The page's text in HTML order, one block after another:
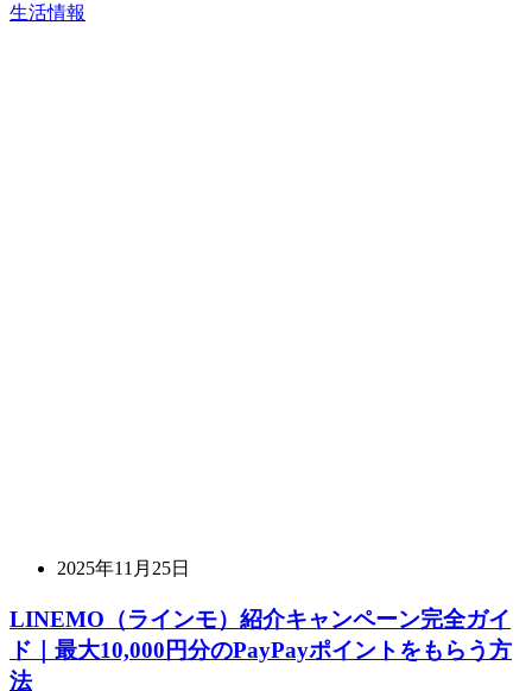
生活情報
2025年11月25日
LINEMO（ラインモ）紹介キャンペーン完全ガイ
ド｜最大10,000円分のPayPayポイントをもらう方
法